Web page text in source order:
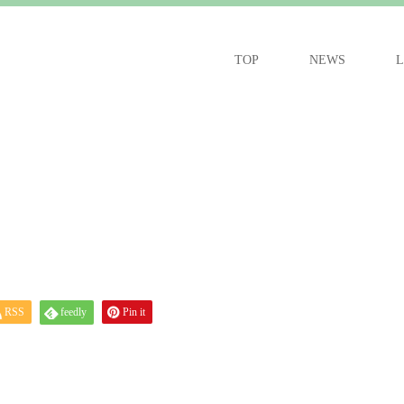
TOP NEWS
RSS feedly Pin it